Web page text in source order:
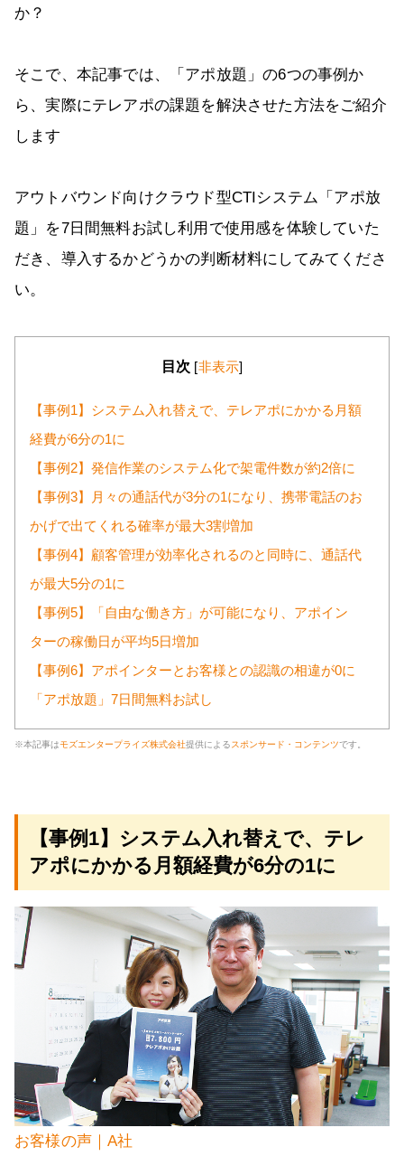
か？
そこで、本記事では、「アポ放題」の6つの事例か
ら、実際にテレアポの課題を解決させた方法をご紹介
します
アウトバウンド向けクラウド型CTIシステム「アポ放
題」を7日間無料お試し利用で使用感を体験していた
だき、導入するかどうかの判断材料にしてみてくださ
い。
目次 [非表示]
【事例1】システム入れ替えで、テレアポにかかる月額
経費が6分の1に
【事例2】発信作業のシステム化で架電件数が約2倍に
【事例3】月々の通話代が3分の1になり、携帯電話のお
かげで出てくれる確率が最大3割増加
【事例4】顧客管理が効率化されるのと同時に、通話代
が最大5分の1に
【事例5】「自由な働き方」が可能になり、アポイン
ターの稼働日が平均5日増加
【事例6】アポインターとお客様との認識の相違が0に
「アポ放題」7日間無料お試し
※本記事はモズエンタープライズ株式会社提供によるスポンサード・コンテンツです。
【事例1】システム入れ替えで、テレ
アポにかかる月額経費が6分の1に
お客様の声｜A社